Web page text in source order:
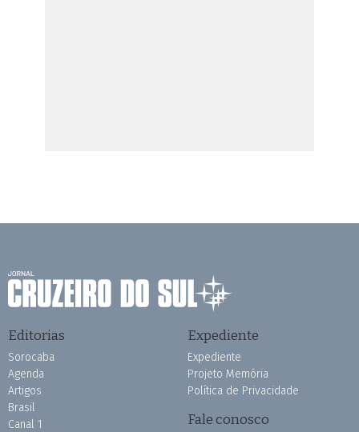
Editorias
Sorocaba
Agenda
Artigos
Brasil
Canal 1
Expediente
Expediente
Projeto Memória
Política de Privacidade
Fale conosco